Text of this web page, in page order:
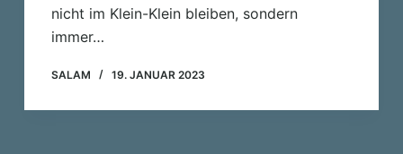
nicht im Klein-Klein bleiben, sondern
immer…
SALAM 19. JANUAR 2023